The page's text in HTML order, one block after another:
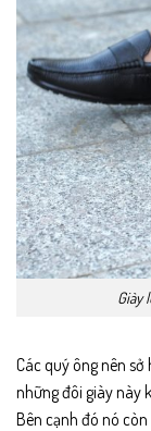
Giày
Các quý ông nên
những đôi giày này
Bên cạnh đó nó